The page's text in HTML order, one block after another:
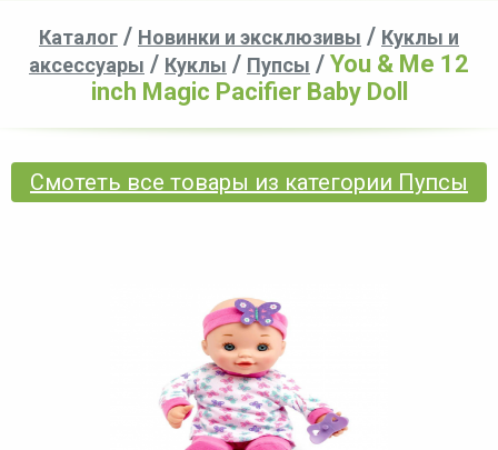
Каталог / Новинки и эксклюзивы / Куклы и
аксессуары / Куклы / Пупсы / You & Me 12
inch Magic Pacifier Baby Doll
Смотеть все товары из категории Пупсы